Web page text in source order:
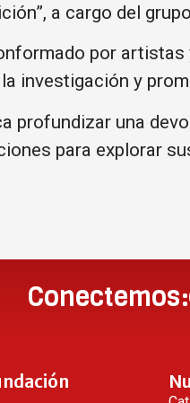
a cargo del
por
investigación y
profundizar una
para explorar
Conectemos: